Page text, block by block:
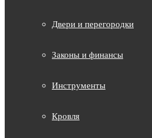
Двери и перегородки
Законы и финансы
Инструменты
Кровля